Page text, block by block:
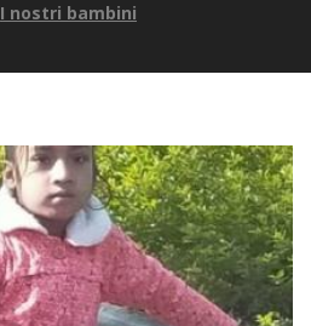
I nostri bambini